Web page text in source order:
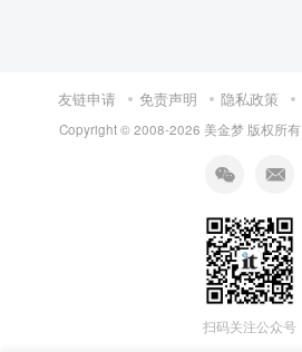
友链申请 免责声明 隐私政策
Copyright © 2008-2026 美金梦 版权所有
扫码关注公众号